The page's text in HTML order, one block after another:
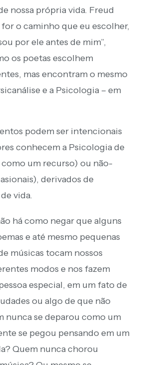
nossa própria vida. Freud
for o caminho que eu escolher,
por ele antes de mim”,
os poetas escolhem
mas encontram o mesmo
e a Psicologia – em
podem ser intencionais
conhecem a Psicologia de
um recurso) ou não-
derivados de
vida.
há como negar que alguns
e até mesmo pequenas
músicas tocam nossos
modos e nos fazem
especial, em um fato de
ou algo de que não
nunca se deparou como um
se pegou pensando em um
Quem nunca chorou